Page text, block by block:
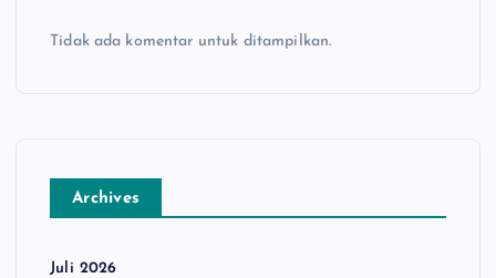
Tidak ada komentar untuk ditampilkan.
Archives
Juli 2026